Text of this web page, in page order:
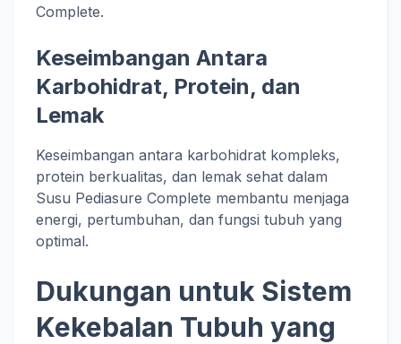
Complete.
Keseimbangan Antara
Karbohidrat, Protein, dan
Lemak
Keseimbangan antara karbohidrat kompleks,
protein berkualitas, dan lemak sehat dalam
Susu Pediasure Complete membantu menjaga
energi, pertumbuhan, dan fungsi tubuh yang
optimal.
Dukungan untuk Sistem
Kekebalan Tubuh yang